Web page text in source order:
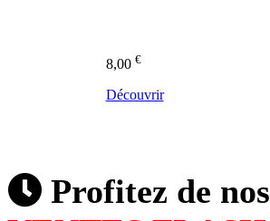
8,00 €
Découvrir
Profitez de nos